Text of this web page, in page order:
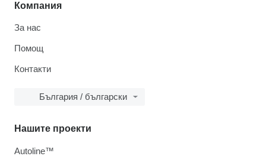
Компания
За нас
Помощ
Контакти
България / български
Нашите проекти
Autoline™